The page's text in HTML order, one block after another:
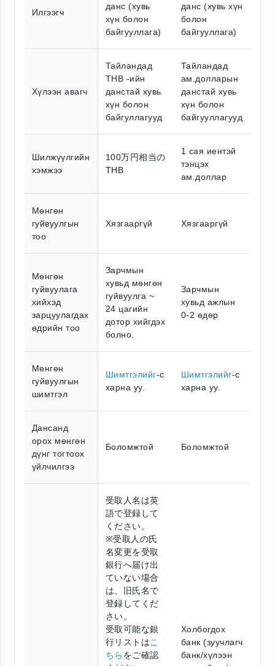
Илгээгч
данс (хувь
хүн болон
байгууллага)
данс (хувь хүн
болон
байгууллага)
Хүлээн авагч
Тайландад
THB -ийн
данстай хувь
хүн болон
байгуллагууд
Тайландад
ам.долларын
данстай хувь
хүн болон
байгууллагууд
Шилжүүлгийн
хэмжээ
100万円相当の
THB
1 сая иентэй
тэнцэх
ам.доллар
Мөнгөн
гуйвуулгын
тоо
Хязгааргүй Хязгааргүй
Мөнгөн
гуйвуулага
хийхэд
зарцуулагдах
өдрийн тоо
Зарчмын
хувьд мөнгөн
гуйвуулга ~
24 цагийн
дотор хийгдэх
болно.
Зарчмын
хувьд ажлын
0-2 өдөр
Мөнгөн
гуйвуулгын
шимтгэл
Шимтгэлийг-с
харна уу.
Шимтгэлийг-с
харна уу.
Дансанд
орох мөнгөн
дүнг тогтоох
үйлчилгээ
Боломжтой Боломжтой
受取人名は英
語で登録して
ください。
※受取人の氏
名変更を受取
銀行へ届け出
ていない場合
は、旧氏名で
登録してくだ
さい。
受取可能な銀
行リストはこ
ちら をご確認
Холбогдох
банк (зуучлагч
банк/хүлээн